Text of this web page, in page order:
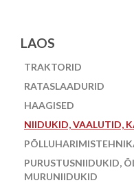
LAOS
TRAKTORID
RATASLAADURID
HAAGISED
NIIDUKID, VAALUTID,
PURUSTUSNIIDUKID,
MURUNIIDUKID